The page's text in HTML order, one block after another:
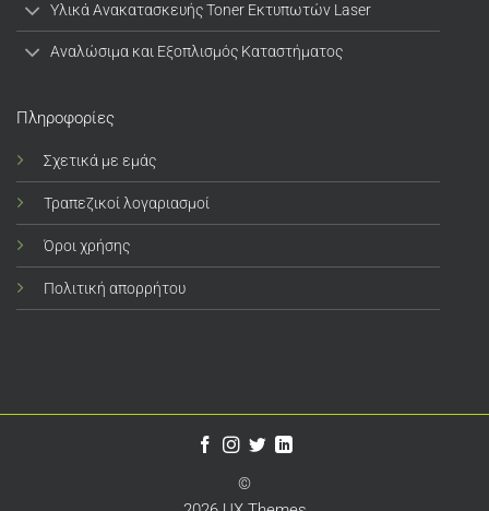
Υλικά Ανακατασκευής Toner Εκτυπωτών Laser
Αναλώσιμα και Εξοπλισμός Καταστήματος
Πληροφορίες
Σχετικά με εμάς
Τραπεζικοί λογαριασμοί
Όροι χρήσης
Πολιτική απορρήτου
©